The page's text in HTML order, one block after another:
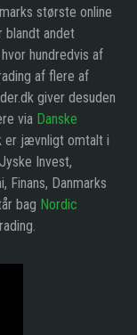
største online
blandt andet
hundredvis af
af flere af
giver desuden
via Danske
er jævnligt omtalt i
Invest,
Finans, Danmarks
bag Nordic